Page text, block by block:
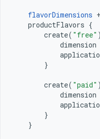
flavorDimensions
productFlavors {
create( "free" )
dimension
}
create( "paid" )
dimension
}
}